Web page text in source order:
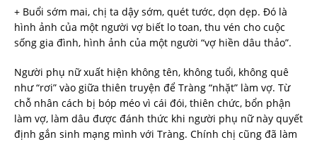
+ Buổi sớm mai, chị ta dậy sớm, quét tước, dọn dẹp. Đó là
hình ảnh của một người vợ biết lo toan, thu vén cho cuộc
sống gia đình, hình ảnh của một người “vợ hiền dâu thảo”.
Người phụ nữ xuất hiện không tên, không tuổi, không quê
như “rơi” vào giữa thiên truyện để Tràng “nhặt” làm vợ. Từ
chỗ nhân cách bị bóp méo vì cái đói, thiên chức, bổn phận
làm vợ, làm dâu được đánh thức khi người phụ nữ này quyết
định gắn sinh mạng mình với Tràng. Chính chị cũng đã làm